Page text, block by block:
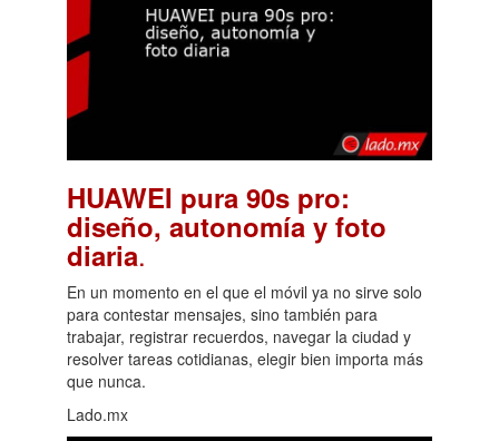
HUAWEI pura 90s pro:
diseño, autonomía y foto
diaria.
En un momento en el que el móvil ya no sirve solo
para contestar mensajes, sino también para
trabajar, registrar recuerdos, navegar la ciudad y
resolver tareas cotidianas, elegir bien importa más
que nunca.
Lado.mx